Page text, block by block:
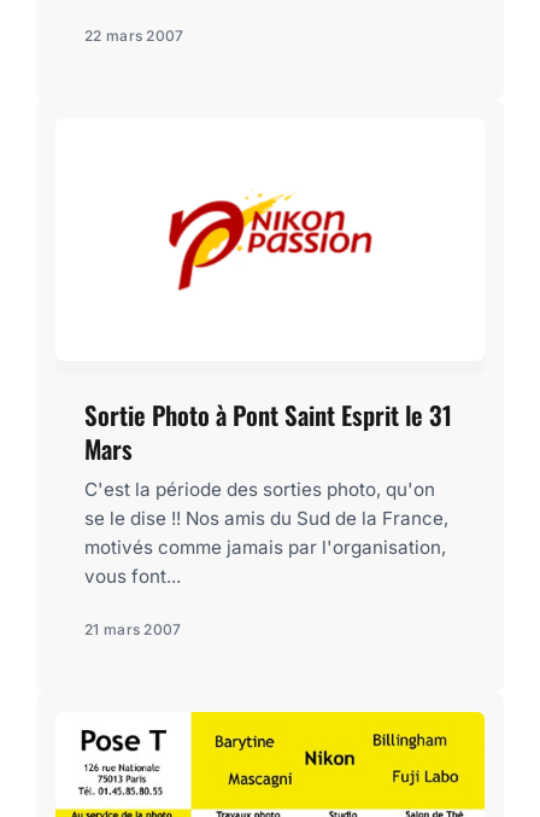
22 mars 2007
Sortie Photo à Pont Saint Esprit le 31
Mars
C'est la période des sorties photo, qu'on
se le dise !! Nos amis du Sud de la France,
motivés comme jamais par l'organisation,
vous font...
21 mars 2007